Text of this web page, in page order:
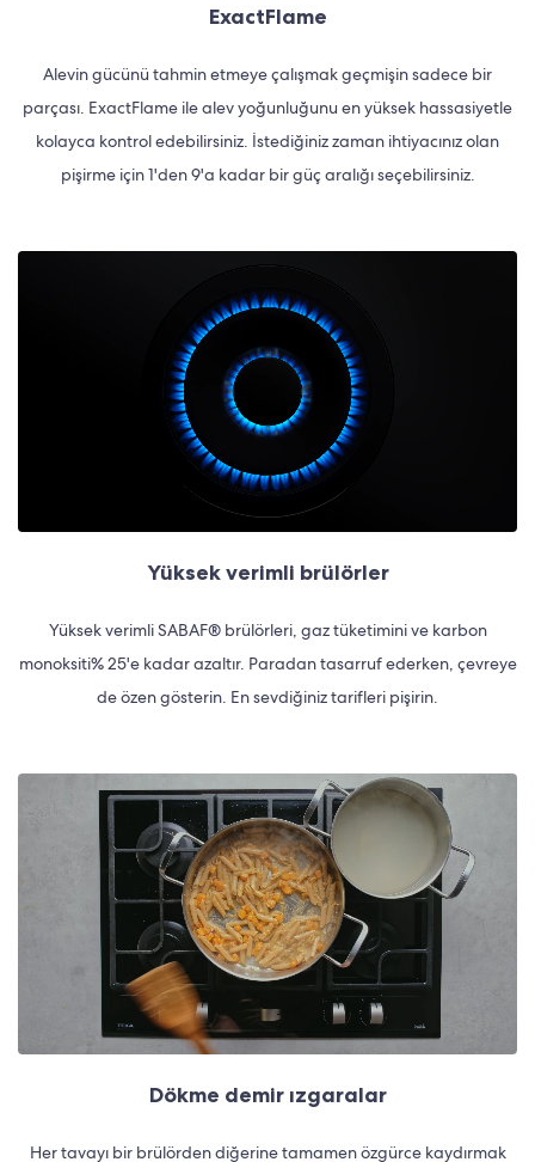
ExactFlame
Alevin gücünü tahmin etmeye çalışmak geçmişin sadece bir
parçası. ExactFlame ile alev yoğunluğunu en yüksek hassasiyetle
kolayca kontrol edebilirsiniz. İstediğiniz zaman ihtiyacınız olan
pişirme için 1'den 9'a kadar bir güç aralığı seçebilirsiniz.
Yüksek verimli brülörler
Yüksek verimli SABAF® brülörleri, gaz tüketimini ve karbon
monoksiti% 25'e kadar azaltır. Paradan tasarruf ederken, çevreye
de özen gösterin. En sevdiğiniz tarifleri pişirin.
Dökme demir ızgaralar
Her tavayı bir brülörden diğerine tamamen özgürce kaydırmak